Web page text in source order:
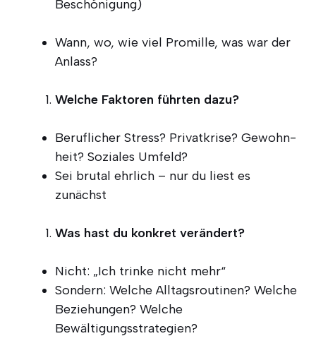
Beschönigung)
Wann, wo, wie viel Pro­mil­le, was war der
Anlass?
Wel­che Fak­to­ren führ­ten dazu?
Beruf­li­cher Stress? Pri­vat­kri­se? Gewohn­
heit? Sozia­les Umfeld?
Sei bru­tal ehr­lich – nur du liest es
zunächst
Was hast du kon­kret verändert?
Nicht: „Ich trin­ke nicht mehr“
Son­dern: Wel­che All­tags­rou­ti­nen? Wel­che
Bezie­hun­gen? Wel­che
Bewältigungsstrategien?